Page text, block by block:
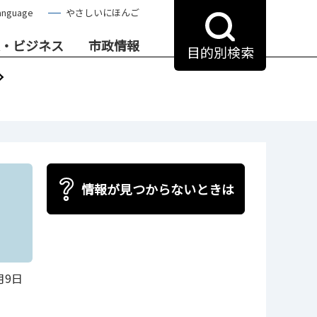
やさしいにほんご
ビジネス 市政情報 目的別検索
9日
情報が見つからないときは